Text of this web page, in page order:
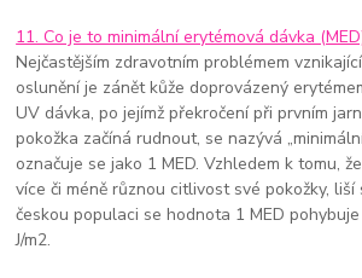
11. Co je to minimální erytémová dávka
Nejčastějším zdravotním problémem
oslunění je zánět kůže doprovázený
UV dávka, po jejímž překročení při prvním
pokožka začíná rudnout, se nazývá
označuje se jako 1 MED. Vzhledem k tomu,
více či méně různou citlivost své pokožky, liší
českou populaci se hodnota 1 MED
J/m2.